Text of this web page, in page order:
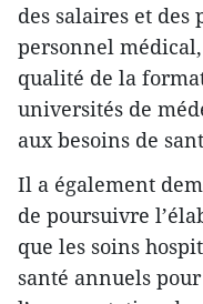
des salaires et
personnel
qualité de la
universités de
aux besoins de
Il a également
de poursuivre
que les soins
santé annuels